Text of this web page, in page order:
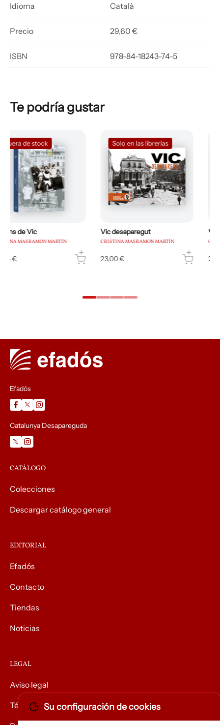
Idioma Català
Precio 29,60 €
ISBN 978-84-18243-74-5
Te podría gustar
Solo en las librerías
Vic desaparegut
CRISTINA MASRAMON MARTÍN
23,00 €
Vic desaparegut 2
CRISTINA MASRAMON MARTÍN
23,00 €
Efadós
Catalunya Desapareguda
CATÁLOGO
Colecciones
Descargar catálogo general
EDITORIAL
Efadós
Contacto
Tiendas
Noticias
LEGAL
Aviso legal
Términos y condiciones
Su configuración de cookies